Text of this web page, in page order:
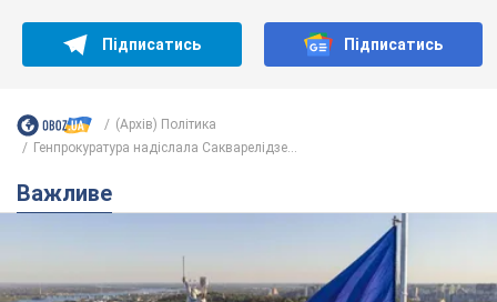
Підписатись Підписатись
(Архів) Політика
Генпрокуратура надіслала Сакварелідзе...
Важливе